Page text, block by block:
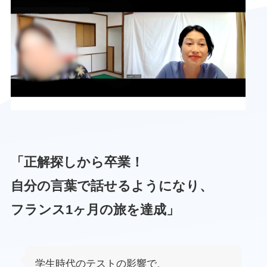
「正解探しから卒業！
自分の言葉で話せるようになり、
フランス1ヶ月の旅を達成」
学生時代のテストの影響で、